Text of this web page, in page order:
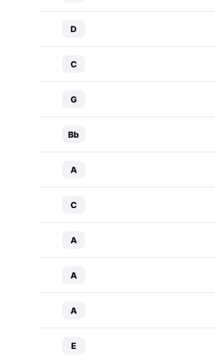
D
C
G
Bb
A
C
A
A
A
E